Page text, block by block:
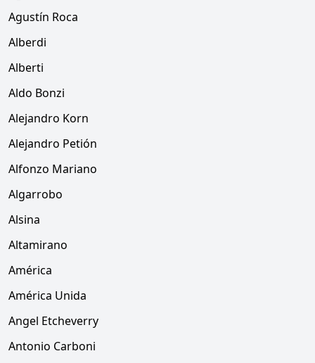
Agustín Roca
Alberdi
Alberti
Aldo Bonzi
Alejandro Korn
Alejandro Petión
Alfonzo Mariano
Algarrobo
Alsina
Altamirano
América
América Unida
Angel Etcheverry
Antonio Carboni